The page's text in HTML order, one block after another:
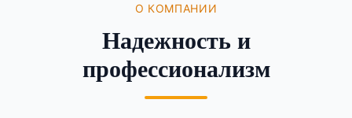
О КОМПАНИИ
Надежность и
профессионализм